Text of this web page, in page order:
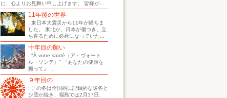
に、心よりお見舞い申し上げます。 皆様が...
11年後の世界
: 東日本大震災から11年が経ちま
した。 東北が、日本が傷つき、立
ち直るために必死になっていた...
十年目の願い
: "À votre santé（ア・ヴォート
ル・ソンテ）" 『あなたの健康を
願って』 ...
９年目の
: この冬は全国的に記録的な暖冬と
少雪が続き、福島では2月17日、